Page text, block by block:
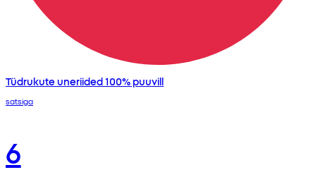
Tüdrukute uneriided 100% puuvill
satsiga
6